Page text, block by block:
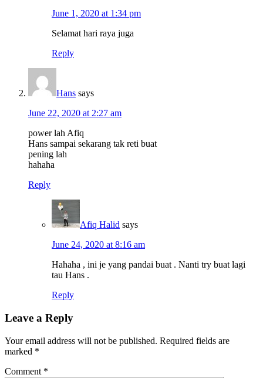
June 1, 2020 at 1:34 pm
Selamat hari raya juga
Reply
Hans says
June 22, 2020 at 2:27 am
power lah Afiq
Hans sampai sekarang tak reti buat
pening lah
hahaha
Reply
Afiq Halid says
June 24, 2020 at 8:16 am
Hahaha , ini je yang pandai buat . Nanti try buat lagi
tau Hans .
Reply
Leave a Reply
Your email address will not be published. Required fields are
marked *
Comment *